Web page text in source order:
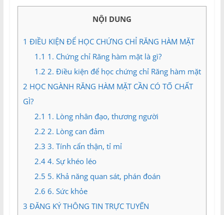
Miền
NỘI DUNG
1 ĐIỀU KIỆN ĐỂ HỌC CHỨNG CHỈ RĂNG HÀM MẶT
1.1 1. Chứng chỉ Răng hàm mặt là gì?
1.2 2. Điều kiện để học chứng chỉ Răng hàm mặt
2 HỌC NGÀNH RĂNG HÀM MẶT CẦN CÓ TỐ CHẤT
GÌ?
2.1 1. Lòng nhân đạo, thương người
2.2 2. Lòng can đảm
2.3 3. Tính cẩn thận, tỉ mỉ
2.44. Sự khéo léo
2.5 5. Khả năng quan sát, phán đoán
2.6 6. Sức khỏe
3 ĐĂNG KÝ THÔNG TIN TRỰC TUYẾN